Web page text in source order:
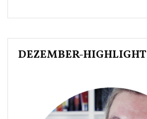
DEZEMBER-HIGHLIGHT